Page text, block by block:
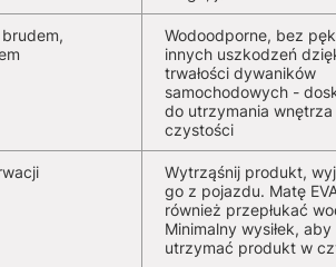
Wodoodporne, bez
innych uszkodzeń
trwałości dywaników
samochodowych -
do utrzymania wnętrza
czystości
Wytrząśnij produkt,
go z pojazdu. Matę
również przepłukać
Minimalny wysiłek, aby
utrzymać produkt w